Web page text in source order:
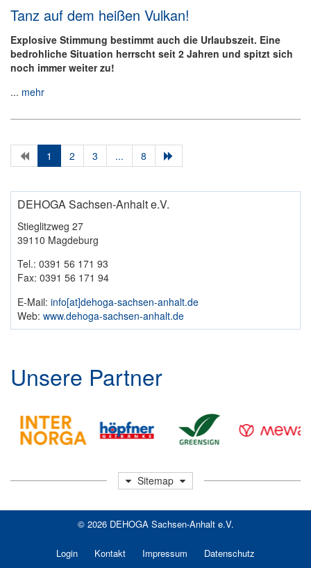
Tanz auf dem heißen Vulkan!
Explosive Stimmung bestimmt auch die Urlaubszeit. Eine
bedrohliche Situation herrscht seit 2 Jahren und spitzt sich
noch immer weiter zu!
... mehr
1 2 3 ... 8
DEHOGA Sachsen-Anhalt e.V.
Stieglitzweg 27
39110 Magdeburg
Tel.: 0391 56 171 93
Fax: 0391 56 171 94
E-Mail: info​[at]​dehoga-sachsen-anhalt.de
Web: www.dehoga-sachsen-anhalt.de
Unsere Partner
Sitemap
© 2026 DEHOGA Sachsen-Anhalt e.V.
Login Kontakt Impressum Datenschutz